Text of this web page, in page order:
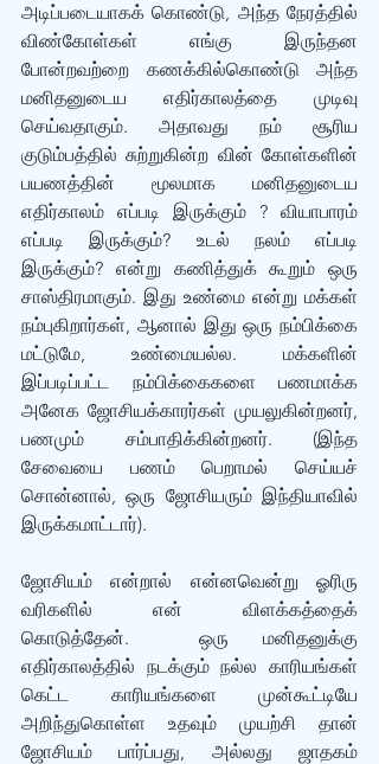
அடிப்படையாகக் கொண்டு, அந்த நேரத்தில்
விண்கோள்கள் எங்கு இருந்தன‌
போன்றவற்றை கணக்கில்கொண்டு அந்த
மனிதனுடைய எதிர்காலத்தை முடிவு
செய்வதாகும். அதாவது ந‌ம் சூரிய
குடும்பத்தில் சுற்றுகின்ற வின் கோள்களின்
பயணத்தின் மூலமாக மனிதனுடைய
எதிர்காலம் எப்படி இருக்கும் ? வியாபாரம்
எப்படி இருக்கும்? உடல் நலம் எப்படி
இருக்கும்? என்று கணித்துக் கூறும் ஒரு
சாஸ்திரமாகும். இது உண்மை என்று மக்கள்
நம்புகிறார்கள், ஆனால் இது ஒரு நம்பிக்கை
மட்டுமே, உண்மையல்ல. மக்களின்
இப்படிப்பட்ட நம்பிக்கைகளை பணமாக்க
அனேக ஜோசியக்காரர்கள் முயலுகின்றனர்,
பணமும் சம்பாதிக்கின்றனர். (இந்த
சேவையை பணம் பெறாமல் செய்யச்
சொன்னால், ஒரு ஜோசியரும் இந்தியாவில்
இருக்கமாட்டார்).
ஜோசியம் என்றால் என்னவென்று ஓரிரு
வரிகளில் என் விளக்கத்தைக்
கொடுத்தேன்.  ஒரு மனிதனுக்கு
எதிர்காலத்தில் நடக்கும் நல்ல காரியங்கள்
கெட்ட காரியங்களை முன்கூட்டியே
அறிந்துகொள்ள உதவும் முயற்சி தான்
ஜோசியம் பார்ப்பது, அல்லது ஜாதகம்